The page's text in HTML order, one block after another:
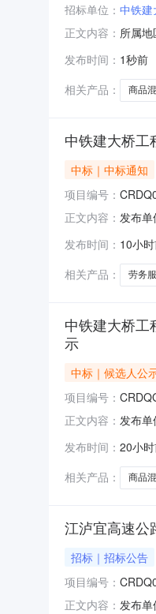
招标单位： 中铁建
正文内容： 所属地
发布时间： 1秒前
相关产品：
商品
中铁建大桥工
中标｜中标通知
项目编号：
正文内容： 发布
项目
发布时间： 10小
相关产品：
劳务
中铁建大桥工
示
中标｜候选人公
项目编号：
正文内容： 发布
（
发布时间： 20小
相关产品：
商品
江泸宜高速公
招标｜招标公告
项目编号：
正文内容： 发布